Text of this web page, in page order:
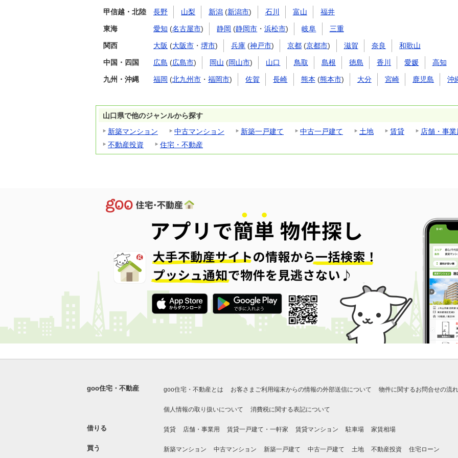
甲信越・北陸 長野 山梨 新潟 (新潟市) 石川 富山 福井
東海 愛知 (名古屋市) 静岡 (静岡市 ・浜松市) 岐阜 三重
関西 大阪 (大阪市 ・ 堺市) 兵庫 (神戸市) 京都 (京都市) 滋賀 奈良 和歌山
中国・四国 広島 (広島市) 岡山 (岡山市) 山口 鳥取 島根 徳島 香川 愛媛 高知
九州・沖縄 福岡 (北九州市 ・ 福岡市) 佐賀 長崎 熊本 (熊本市) 大分 宮崎 鹿児島 沖
山口県で他のジャンルから探す
新築マンション
中古マンション 新築一戸建て 中古一戸建て 土地 賃貸
店舗・事業
不動産投資
住宅・不動産
goo住宅・不動産 goo住宅・不動産とは お客さまご利用端末からの情報の外部送信について 物件に関するお問合せの流れ
個人情報の取り扱いについて 消費税に関する表記について
借りる 賃貸 店舗・事業用 賃貸一戸建て・一軒家 賃貸マンション 駐車場 家賃相場
買う 新築マンション 中古マンション 新築一戸建て 中古一戸建て 土地 不動産投資 住宅ローン